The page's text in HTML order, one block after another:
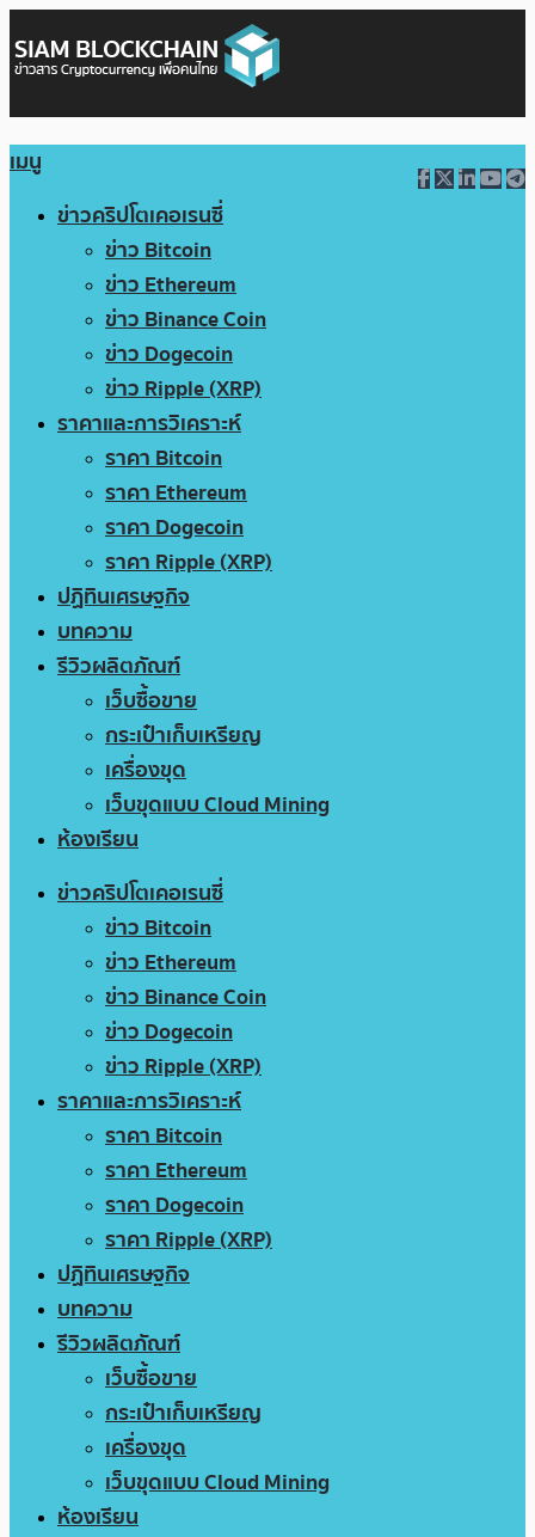
เมนู
ข่าวคริปโตเคอเรนซี่
ข่าว Bitcoin
ข่าว Ethereum
ข่าว Binance Coin
ข่าว Dogecoin
ข่าว Ripple (XRP)
ราคาและการวิเคราะห์
ราคา Bitcoin
ราคา Ethereum
ราคา Dogecoin
ราคา Ripple (XRP)
ปฏิทินเศรษฐกิจ
บทความ
รีวิวผลิตภัณฑ์
เว็บซื้อขาย
กระเป๋าเก็บเหรียญ
เครื่องขุด
เว็บขุดแบบ Cloud Mining
ห้องเรียน
ข่าวคริปโตเคอเรนซี่
ข่าว Bitcoin
ข่าว Ethereum
ข่าว Binance Coin
ข่าว Dogecoin
ข่าว Ripple (XRP)
ราคาและการวิเคราะห์
ราคา Bitcoin
ราคา Ethereum
ราคา Dogecoin
ราคา Ripple (XRP)
ปฏิทินเศรษฐกิจ
บทความ
รีวิวผลิตภัณฑ์
เว็บซื้อขาย
กระเป๋าเก็บเหรียญ
เครื่องขุด
เว็บขุดแบบ Cloud Mining
ห้องเรียน